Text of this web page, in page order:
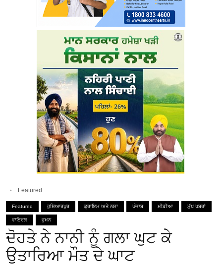
Featured
Featured ਹੁਸ਼ਿਆਰਪੁਰ ਕ੍ਰਾਇਮ ਅਤੇ ਨਸ਼ਾ ਪੰਜਾਬ ਮੀਡੀਆ ਮੁੱਖ ਖਬਰਾਂ
ਵਾਇਰਲ ਵੁਮਨ
ਦੋਹਤੇ ਨੇ ਨਾਨੀ ਨੂੰ ਗਲਾ ਘੁਟ ਕੇ
ਉਤਾਰਿਆ ਮੌਤ ਦੇ ਘਾਟ